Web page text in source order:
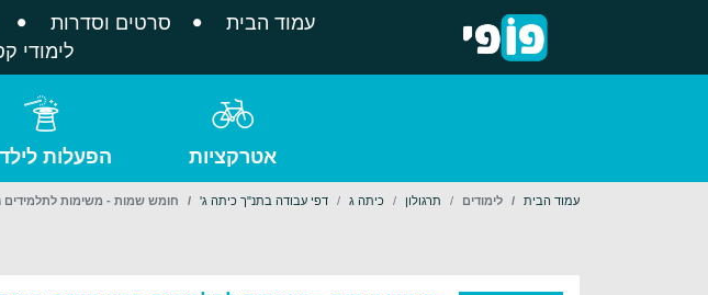
עמוד הבית סרטים וסדרות
לימודי
אטרקציות הפעלות
עמוד הבית לימודים תרגולון כיתה ג דפי עבודה בתנ"ך כיתה ג' חומש שמות - משימות לתלמידים